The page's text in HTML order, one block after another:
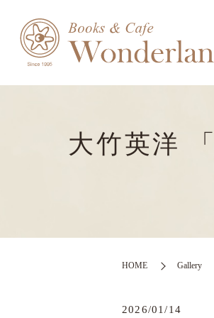
大竹英洋
HOME Gallery
2026/01/14